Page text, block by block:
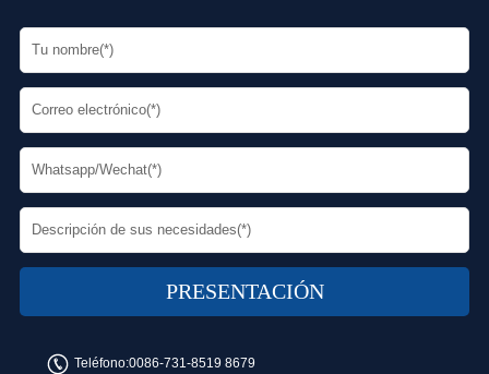
Teléfono:0086-731-8519 8679